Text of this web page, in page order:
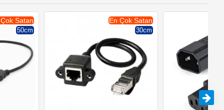
Satan
50cm
En Çok Satan
30cm